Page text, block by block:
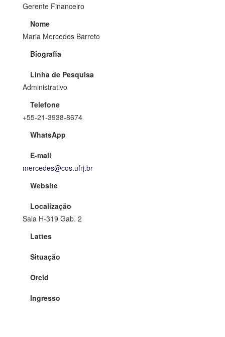
Gerente Financeiro
Nome
Maria Mercedes Barreto
Biografia
Linha de Pesquisa
Administrativo
Telefone
+55-21-3938-8674
WhatsApp
E-mail
mercedes@cos.ufrj.br
Website
Localização
Sala H-319 Gab. 2
Lattes
Situação
Orcid
Ingresso